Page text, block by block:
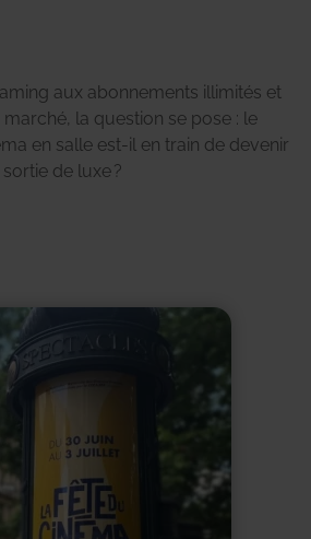
de luxe ?